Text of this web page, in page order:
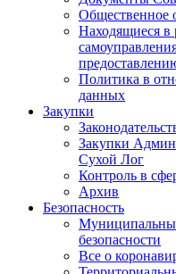
Общественное
Находящиеся в
Политика в
данных
Закупки
Закупки
Сухой Лог
Контроль в
Архив
Безопасность
безопасности
Все о